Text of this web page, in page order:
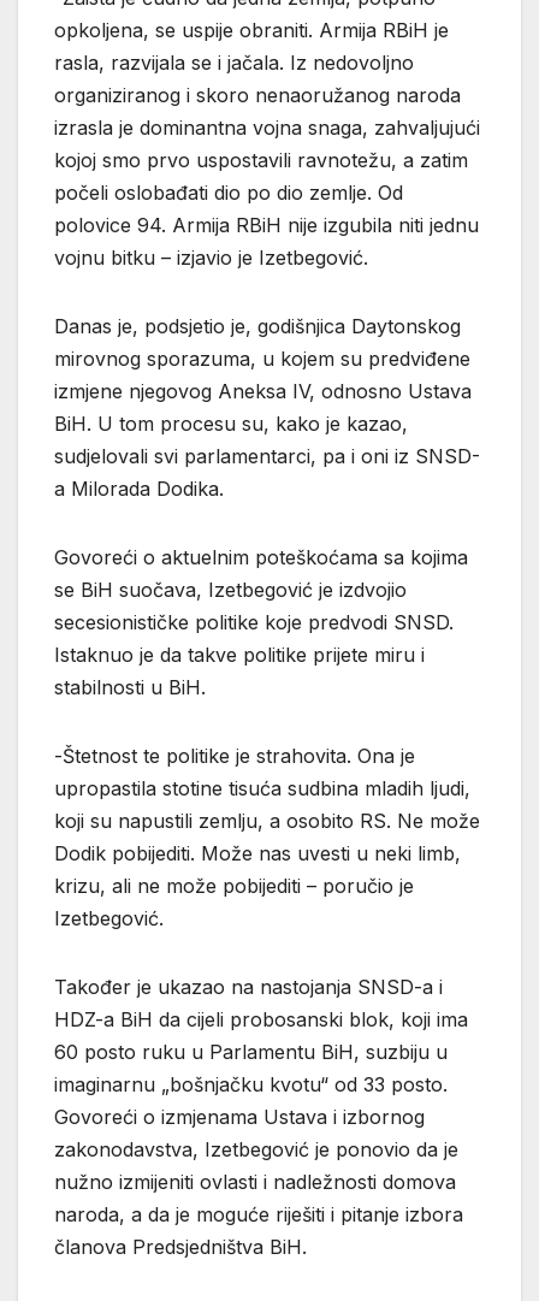
opkoljena, se uspije obraniti. Armija RBiH je
rasla, razvijala se i jačala. Iz nedovoljno
organiziranog i skoro nenaoružanog naroda
izrasla je dominantna vojna snaga, zahvaljujući
kojoj smo prvo uspostavili ravnotežu, a zatim
počeli oslobađati dio po dio zemlje. Od
polovice 94. Armija RBiH nije izgubila niti jednu
vojnu bitku – izjavio je Izetbegović.
Danas je, podsjetio je, godišnjica Daytonskog
mirovnog sporazuma, u kojem su predviđene
izmjene njegovog Aneksa IV, odnosno Ustava
BiH. U tom procesu su, kako je kazao,
sudjelovali svi parlamentarci, pa i oni iz SNSD-
a Milorada Dodika.
Govoreći o aktuelnim poteškoćama sa kojima
se BiH suočava, Izetbegović je izdvojio
secesionističke politike koje predvodi SNSD.
Istaknuo je da takve politike prijete miru i
stabilnosti u BiH.
-Štetnost te politike je strahovita. Ona je
upropastila stotine tisuća sudbina mladih ljudi,
koji su napustili zemlju, a osobito RS. Ne može
Dodik pobijediti. Može nas uvesti u neki limb,
krizu, ali ne može pobijediti – poručio je
Izetbegović.
Također je ukazao na nastojanja SNSD-a i
HDZ-a BiH da cijeli probosanski blok, koji ima
60 posto ruku u Parlamentu BiH, suzbiju u
imaginarnu „bošnjačku kvotu“ od 33 posto.
Govoreći o izmjenama Ustava i izbornog
zakonodavstva, Izetbegović je ponovio da je
nužno izmijeniti ovlasti i nadležnosti domova
naroda, a da je moguće riješiti i pitanje izbora
članova Predsjedništva BiH.